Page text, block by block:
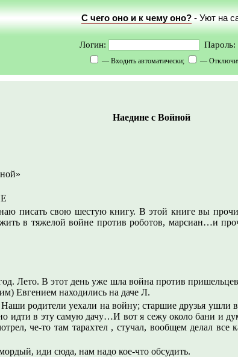
С чего оно и к чему оно?- Уют на
Логин: Пароль:
— Входить автоматически; —
Наедине с Войной
писать свою шестую книгу. В этой книге вы
в тяжелой войне против роботов, марсиан…и
Лето. В этот день уже шла война против пришельцев
Евгением находились на даче Л.
родители уехали на войну; старшие друзья ушли
идти в эту самую дачу…И вот я сежу около бани и
че-то там тарахтел , стучал, вообщем делал
иди сюда, нам надо кое-что обсудить.